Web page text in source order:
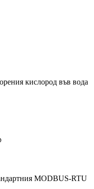
кислород във вода
MODBUS-RTU